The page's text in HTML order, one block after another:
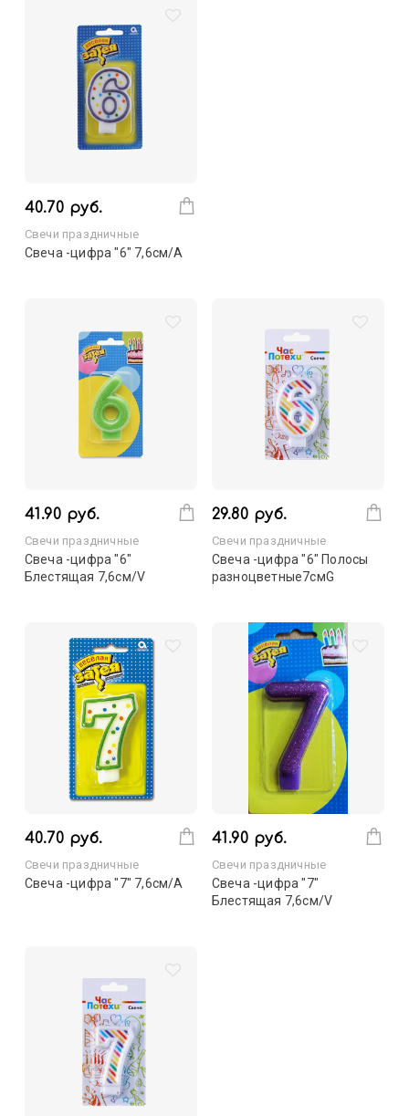
40.70 руб.
Свечи праздничные
Свеча -цифра "6" 7,6см/A
41.90 руб.
Свечи праздничные
Свеча -цифра "6"
Блестящая 7,6см/V
29.80 руб.
Свечи праздничные
Свеча -цифра "6" Полосы
разноцветные7смG
40.70 руб.
Свечи праздничные
Свеча -цифра "7" 7,6см/A
41.90 руб.
Свечи праздничные
Свеча -цифра "7"
Блестящая 7,6см/V